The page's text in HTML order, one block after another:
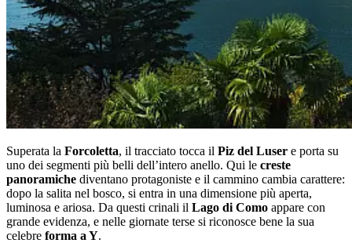
Superata la Forcoletta, il tracciato tocca il Piz del Luser e porta su
uno dei segmenti più belli dell’intero anello. Qui le creste
panoramiche diventano protagoniste e il cammino cambia carattere:
dopo la salita nel bosco, si entra in una dimensione più aperta,
luminosa e ariosa. Da questi crinali il Lago di Como appare con
grande evidenza, e nelle giornate terse si riconosce bene la sua
celebre forma a Y.